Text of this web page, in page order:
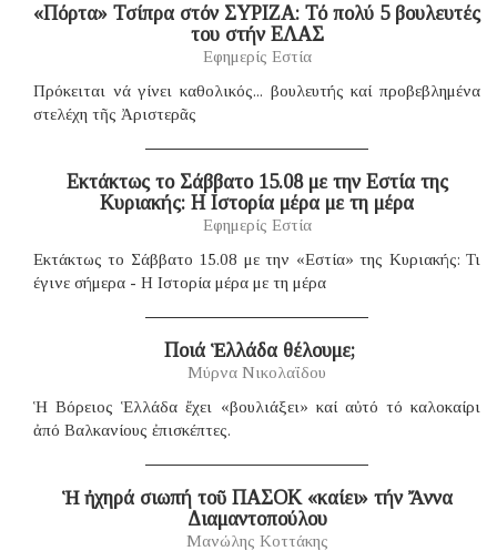
«Πόρτα» Τσίπρα στόν ΣΥΡΙΖΑ: Τό πολύ 5 βουλευτές
του στήν ΕΛΑΣ
Εφημερίς Εστία
Πρόκειται νά γίνει καθολικός... βουλευτής καί προβεβλημένα
στελέχη τῆς Ἀριστερᾶς
Eκτάκτως το Σάββατο 15.08 με την Εστία της
Κυριακής: Η Ιστορία μέρα με τη μέρα
Εφημερίς Εστία
Εκτάκτως το Σάββατο 15.08 με την «Εστία» της Κυριακής: Τι
έγινε σήμερα - Η Ιστορία μέρα με τη μέρα
​ Ποιά Ἑλλάδα θέλουμε;
Μύρνα Νικολαΐδου
Ἡ Βόρειος Ἑλλάδα ἔχει «βουλιάξει» καί αὐτό τό καλοκαίρι
ἀπό Βαλκανίους ἐπισκέπτες.
Ἡ ἠχηρά σιωπή τοῦ ΠΑΣΟΚ «καίει» τήν Ἄννα
Διαμαντοπούλου
Μανώλης Κοττάκης